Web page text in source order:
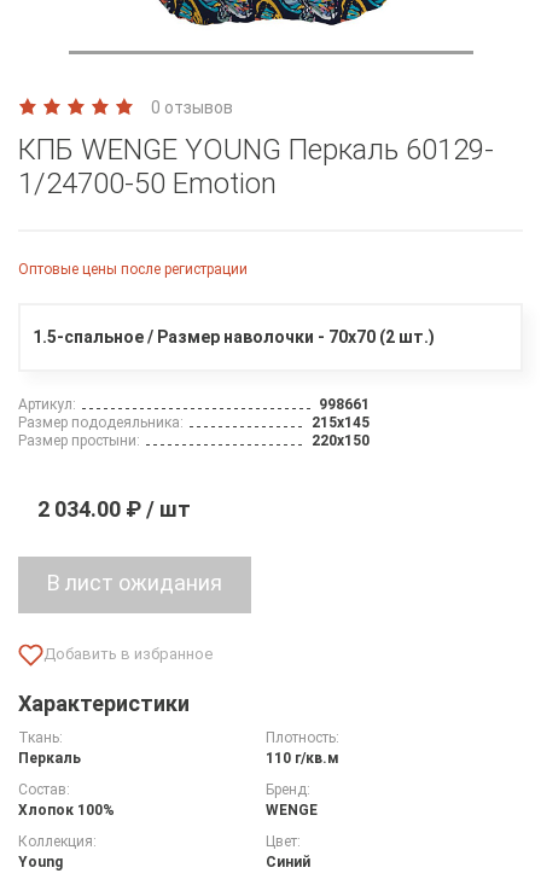
0 отзывов
КПБ WENGE YOUNG Перкаль 60129-
1/24700-50 Emotion
Оптовые цены после регистрации
1.5-спальное / Размер наволочки - 70х70 (2 шт.)
Артикул:
998661
Размер пододеяльника:
215х145
Размер простыни:
220х150
2 034.00 ₽ / шт
Характеристики
Ткань:
Перкаль
Плотность:
110 г/кв.м
Состав:
Хлопок 100%
Бренд:
WENGE
Коллекция:
Young
Цвет:
Синий